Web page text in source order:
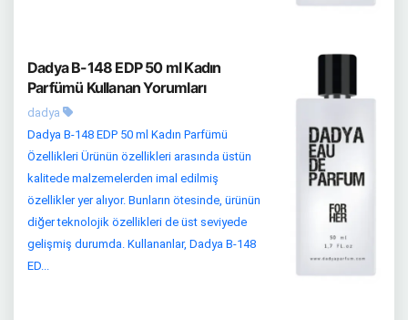
Dadya B-148 EDP 50 ml Kadın
Parfümü Kullanan Yorumları
dadya
Dadya B-148 EDP 50 ml Kadın Parfümü
Özellikleri Ürünün özellikleri arasında üstün
kalitede malzemelerden imal edilmiş
özellikler yer alıyor. Bunların ötesinde, ürünün
diğer teknolojik özellikleri de üst seviyede
gelişmiş durumda. Kullananlar, Dadya B-148
ED...